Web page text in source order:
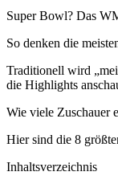
Super Bowl? Das
So denken die
Traditionell wird
die Highlights
Wie viele Zuschauer
Hier sind die 8
Inhaltsverzeichnis